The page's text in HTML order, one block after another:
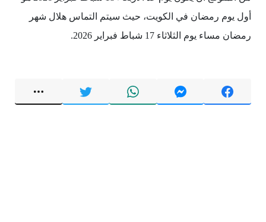
أول يوم رمضان في الكويت، حيث سيتم التماس هلال شهر
رمضان مساء يوم الثلاثاء 17 شباط فبراير 2026.